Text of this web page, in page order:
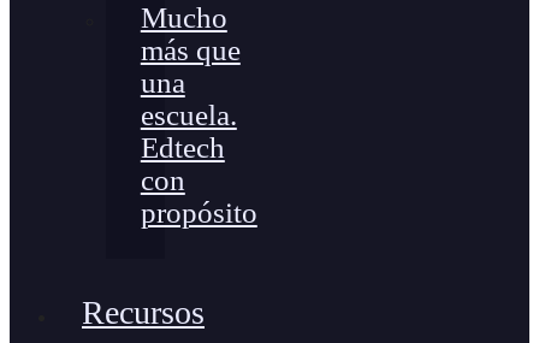
Mucho
más que
una
escuela.
Edtech
con
propósito
Recursos